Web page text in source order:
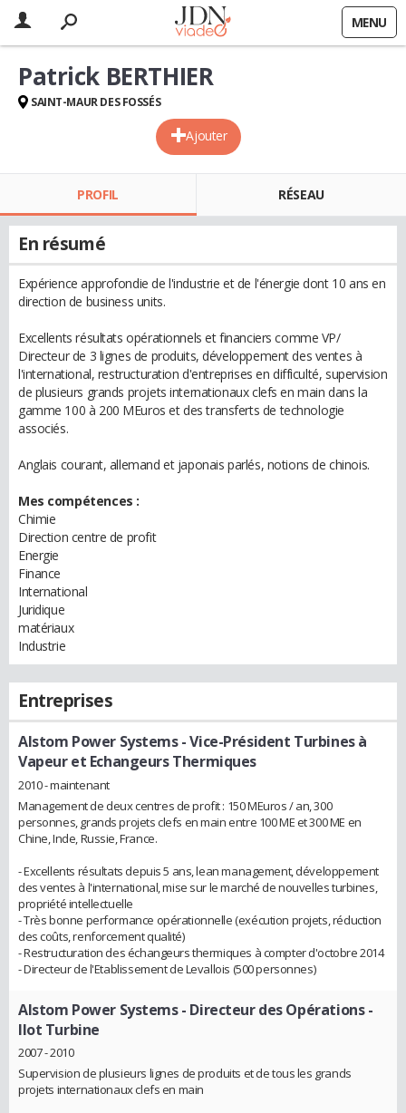
MENU
Ajouter
Patrick BERTHIER
SAINT-MAUR DES FOSSÉS
PROFIL RÉSEAU
En résumé
Expérience approfondie de l'industrie et de l'énergie dont 10 ans en
direction de business units.
Excellents résultats opérationnels et financiers comme VP/
Directeur de 3 lignes de produits, développement des ventes à
l'international, restructuration d'entreprises en difficulté, supervision
de plusieurs grands projets internationaux clefs en main dans la
gamme 100 à 200 MEuros et des transferts de technologie
associés.
Anglais courant, allemand et japonais parlés, notions de chinois.
Mes compétences :
Chimie
Direction centre de profit
Energie
Finance
International
Juridique
matériaux
Industrie
Entreprises
Alstom Power Systems- Vice-Président Turbines à
Vapeur et Echangeurs Thermiques
2010 - maintenant
Management de deux centres de profit : 150 MEuros / an, 300
personnes, grands projets clefs en main entre 100 ME et 300 ME en
Chine, Inde, Russie, France.
- Excellents résultats depuis 5 ans, lean management, développement
des ventes à l'international, mise sur le marché de nouvelles turbines,
propriété intellectuelle
- Très bonne performance opérationnelle (exécution projets, réduction
des coûts, renforcement qualité)
- Restructuration des échangeurs thermiques à compter d'octobre 2014
- Directeur de l'Etablissement de Levallois (500 personnes)
Alstom Power Systems- Directeur des Opérations -
Ilot Turbine
2007 - 2010
Supervision de plusieurs lignes de produits et de tous les grands
projets internationaux clefs en main